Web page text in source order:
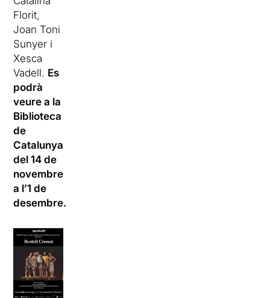
Florit,
Joan Toni
Sunyer i
Xesca
Vadell. Es
podrà
veure a la
Biblioteca
de
Catalunya
del 14 de
novembre
a l’1 de
desembre.